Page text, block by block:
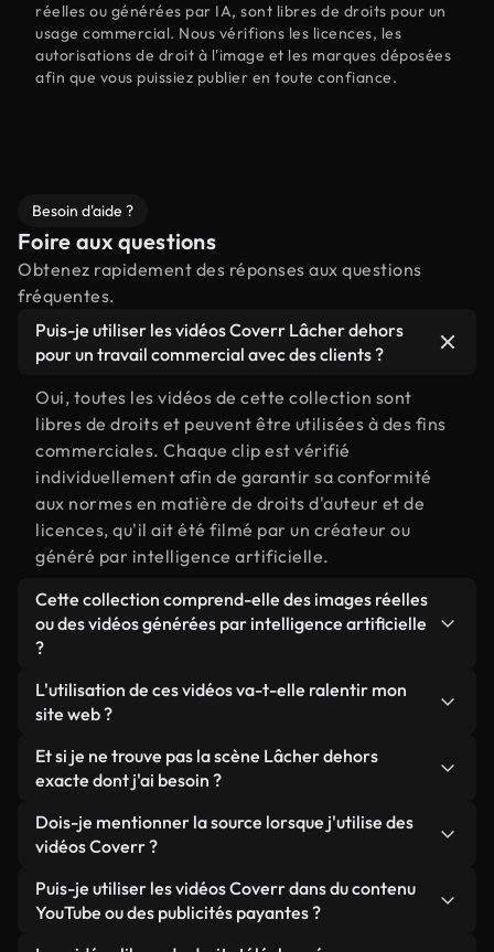
réelles ou générées par IA, sont libres de droits pour un
usage commercial. Nous vérifions les licences, les
autorisations de droit à l'image et les marques déposées
afin que vous puissiez publier en toute confiance.
Besoin d'aide ?
Foire aux questions
Obtenez rapidement des réponses aux questions
fréquentes.
Puis-je utiliser les vidéos Coverr Lâcher dehors
pour un travail commercial avec des clients ?
Oui, toutes les vidéos de cette collection sont
libres de droits et peuvent être utilisées à des fins
commerciales. Chaque clip est vérifié
individuellement afin de garantir sa conformité
aux normes en matière de droits d'auteur et de
licences, qu'il ait été filmé par un créateur ou
généré par intelligence artificielle.
Cette collection comprend-elle des images réelles
ou des vidéos générées par intelligence artificielle
?
Les deux. Il s'agit d'une bibliothèque hybride
composée de véritables images filmées par des
vidéos générées par IA. Chaque vidéo est
clairement identifiée afin que vous sachiez
toujours ce que vous utilisez.
L'utilisation de ces vidéos va-t-elle ralentir mon
site web ?
Sauf si vous choisissez nos versions optimisées.
Nous proposons des formats légers, prêts pour le
ils conservent une qualité élevée tout en
minimisant les temps de chargement et en
améliorant des indicateurs comme le LCP.
Et si je ne trouve pas la scène Lâcher dehors
exacte dont j'ai besoin ?
Vous pouvez en créer une instantanément avec
Coverr AI Studio. Il vous suffit de décrire la scène,
», et le Studio générera en quelques secondes une
vidéo personnalisée conforme à nos normes de
licence.
Dois-je mentionner la source lorsque j'utilise des
vidéos Coverr ?
Aucune attribution n'est requise. Toutes les vidéos
de notre bibliothèque sont libres de droits et
Puis-je utiliser les vidéos Coverr dans du contenu
YouTube ou des publicités payantes ?
Oui. Toutes les séquences vidéo de Coverr peuvent